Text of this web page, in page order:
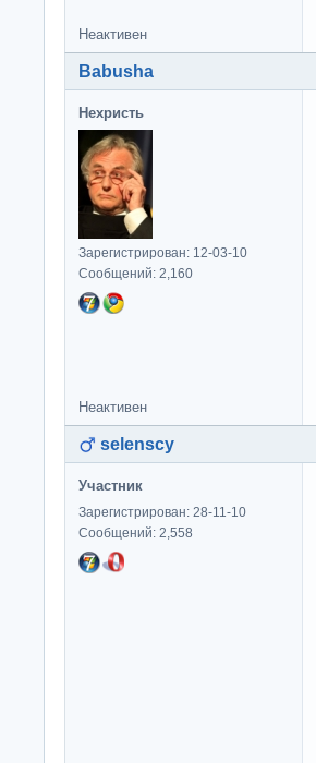
Неактивен
Babusha
Нехристь
Зарегистрирован: 12-03-10
Сообщений: 2,160
Неактивен
selenscy
Участник
Зарегистрирован: 28-11-10
Сообщений: 2,558